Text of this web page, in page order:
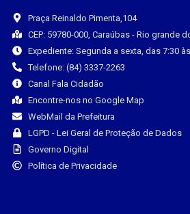
Praça Reinaldo Pimenta,104
CEP: 59780-000, Caraúbas - Rio grande
Expediente: Segunda a sexta, das 7:30
Telefone: (84) 3337-2263
Canal Fala Cidadão
Encontre-nos no Google Map
WebMail da Prefeitura
LGPD - Lei Geral de Proteção de Dados
Governo Digital
Política de Privacidade